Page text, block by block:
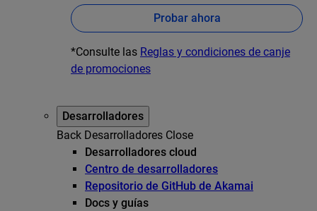
Probar ahora
*Consulte las Reglas y condiciones de canje
de promociones
Desarrolladores
Back Desarrolladores Close
Desarrolladores cloud
Centro de desarrolladores
Repositorio de GitHub de Akamai
Docs y guías